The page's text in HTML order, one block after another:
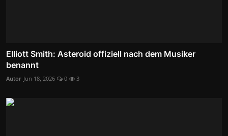
Elliott Smith: Asteroid offiziell nach dem Musiker
benannt
Autor Jun 18, 2026 0 3